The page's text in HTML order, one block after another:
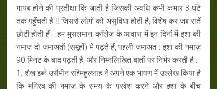
गायब होने की प्रतीक्षा कि जाती है जिसकी अवधि कभी कभार 3 घंटे
तक पहुँचती है !! जिससे लोगों को असुविधा होती है, विशेष कर जब रातें
छोटी होती हैं। हम मुसलमान, कॉलेज के आवास में इन दिनों में इशा की
नमाज़ दो जमाअतों (समूहों) में पढ़ते हैं, पहली जमाअत : इशा की नमाज़
90 मिनट के बाद पढ़ती है, और निम्नलिखित बातों पर निर्भर करती है :
1. शैख इब्ने उसैमीन रहिमहुल्लाह ने अपने एक भाषण में उल्लेख किया है
कि मग़्रिब की नमाज़ के समय के प्रवेश करने और इशा के बीच